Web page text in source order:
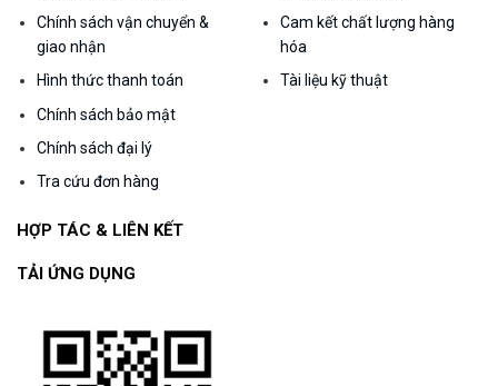
Chính sách vận chuyển &
giao nhận
Hình thức thanh toán
Chính sách bảo mật
Chính sách đại lý
Tra cứu đơn hàng
Cam kết chất lượng hàng
hóa
Tài liệu kỹ thuật
HỢP TÁC & LIÊN KẾT
TẢI ỨNG DỤNG